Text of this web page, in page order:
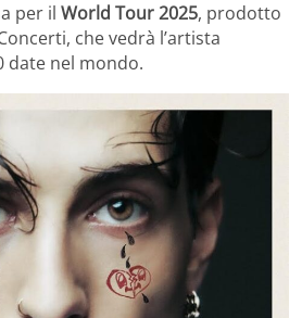
per il World Tour 2025, prodotto
che vedrà l’artista
date nel mondo.